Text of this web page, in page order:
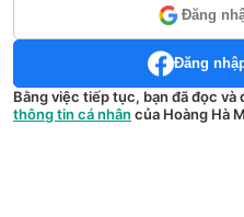
Đăng
Đăng
Bằng việc tiếp tục, bạn đã đọc và
thông tin cá nhân của Hoàng Hà